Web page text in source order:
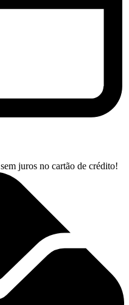
sem juros no cartão de crédito!